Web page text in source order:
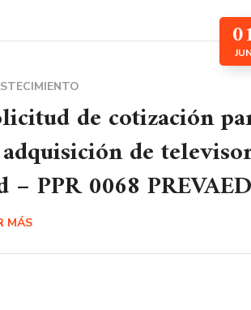
de cotización
de
– PPR 0068 PREVAED
MÁS